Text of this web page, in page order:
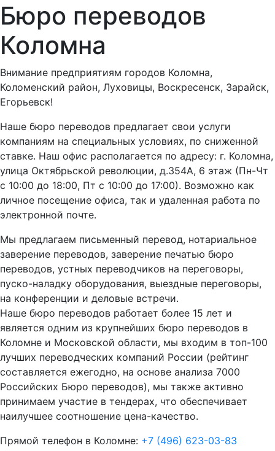
Бюро переводов
Коломна
Внимание предприятиям городов Коломна,
Коломенский район, Луховицы, Воскресенск, Зарайск,
Егорьевск!
Наше бюро переводов предлагает свои услуги
компаниям на специальных условиях, по сниженной
ставке. Наш офис располагается по адресу: г. Коломна,
улица Октябрьской революции, д.354А, 6 этаж (Пн-Чт
с 10:00 до 18:00, Пт с 10:00 до 17:00). Возможно как
личное посещение офиса, так и удаленная работа по
электронной почте.
Мы предлагаем письменный перевод, нотариальное
заверение переводов, заверение печатью бюро
переводов, устных переводчиков на переговоры,
пуско-наладку оборудования, выездные переговоры,
на конференции и деловые встречи.
Наше бюро переводов работает более 15 лет и
является одним из крупнейших бюро переводов в
Коломне и Московской области, мы входим в топ-100
лучших переводческих компаний России (рейтинг
составляется ежегодно, на основе анализа 7000
Российских Бюро переводов), мы также активно
принимаем участие в тендерах, что обеспечивает
наилучшее соотношение цена-качество.
Прямой телефон в Коломне: +7 (496) 623-03-83